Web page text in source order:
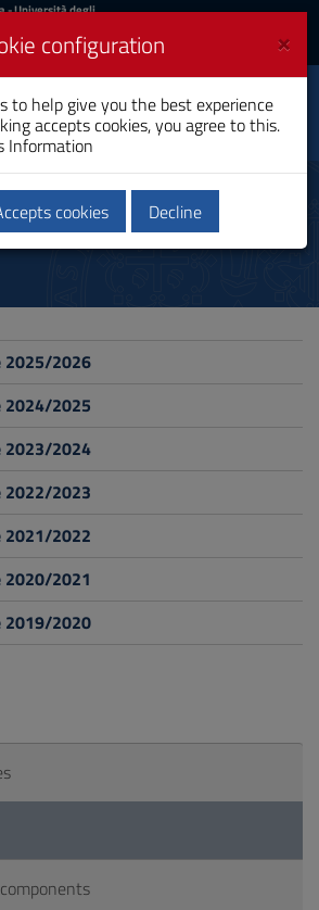
- Università degli
UniCA News
and Literary,
and Cultural
2026
2025
2024
2023
2022
2021
2020
×
configuration
to help give you the best experience
accepts cookies, you agree to this.
Information
cookies Decline